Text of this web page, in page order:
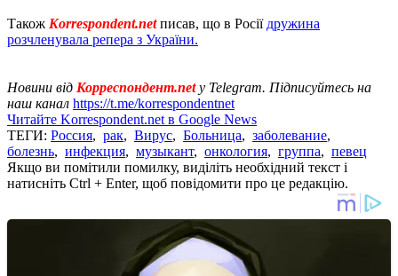
Також Korrespondent.netписав, що в Росіїдружина
розчленувала репера з України.
Новини від Корреспондент.net у Telegram. Підписуйтесь на
наш канал https://t.me/korrespondentnet
Читайте Korrespondent.net в Google News
ТЕГИ: Россия, рак, Вирус, Больница, заболевание,
болезнь, инфекция, музыкант, онкология, группа, певец
Якщо ви помітили помилку, виділіть необхідний текст і
натисніть Ctrl + Enter, щоб повідомити про це редакцію.